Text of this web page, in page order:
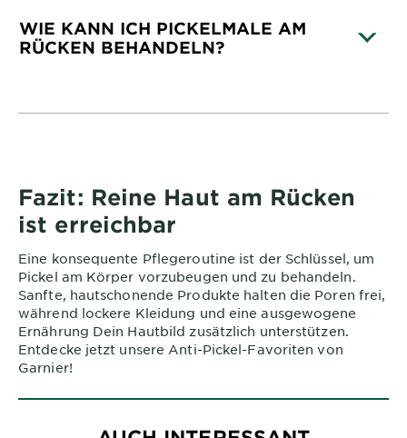
WIE KANN ICH PICKELMALE AM
RÜCKEN BEHANDELN?
Fazit: Reine Haut am Rücken
ist erreichbar
Eine konsequente Pflegeroutine ist der Schlüssel, um
Pickel am Körper vorzubeugen und zu behandeln.
Sanfte, hautschonende Produkte halten die Poren frei,
während lockere Kleidung und eine ausgewogene
Ernährung Dein Hautbild zusätzlich unterstützen.
Entdecke jetzt unsere Anti-Pickel-Favoriten von
Garnier!